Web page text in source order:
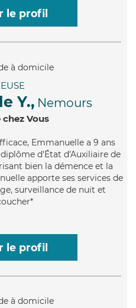
le profil
Y., Nemours
Vous
Emmanuelle a 9 ans
d'État d'Auxiliaire de
bien la démence et la
apporte ses services de
surveillance de nuit et
le profil